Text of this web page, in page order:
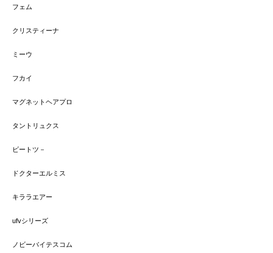
フェム
クリスティーナ
ミーウ
フカイ
マグネットヘアプロ
タントリュクス
ビートツ－
ドクターエルミス
キララエアー
ufvシリーズ
ノビーバイテスコム